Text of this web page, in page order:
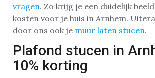
vragen. Zo krijg je een duidelijk
kosten voor je huis in Arnhem.
door ons ook je muur laten stucen.
Plafond stucen in
10% korting